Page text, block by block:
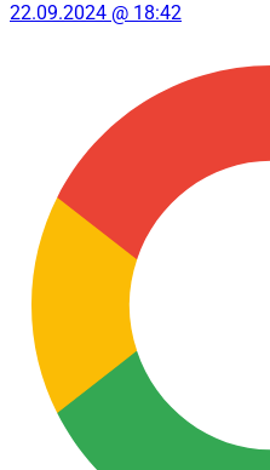
22.09.2024 @ 18:42